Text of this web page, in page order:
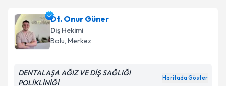
Dt. Aslıhan Yılmaziçin randevu takvimi talebi
oluşturun. Size bu uzmandan randevu almanız için bir
takvim hazırlandığında e-posta ile bilgilendireceğiz.
Dt. Onur Güner
Diş Hekimi
Bolu, Merkez
DENTALAŞA AĞIZ VE DİŞ SAĞLIĞI
POLİKLİNİĞİ
Haritada Göster